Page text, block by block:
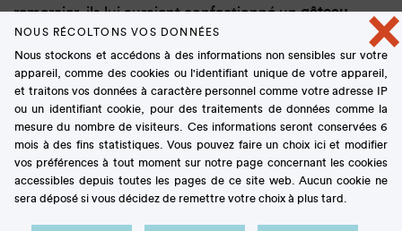
remercier, ils lui auraient confectionné ungâteau
ayant la forme de leur coiffe(un turban ou une
couronne selon les versions). De manière plus
documentée, la recette est d’origine germanique
(Autriche, Allemagne, Tchéquie...), son nom forgé
sur deux mots d’un dialecte allemand :
kugel
(boule)
ethopf(pâte levée).
Cette brioche se serait répandue enAlsaceau 17e
siècleoù chaque famille la préparait à sa manière...
mais toujours dans lemoule en terre cuitevernissée
×
NOUS RÉCOLTONS VOS DONNÉES
Nous stockons et accédons à des informations non sensibles sur votre
appareil, comme des cookies ou l'identifiant unique de votre appareil,
et traitons vos données à caractère personnel comme votre adresse IP
ou un identifiant cookie, pour des traitements de données comme la
mesure du nombre de visiteurs. Ces informations seront conservées 6
mois à des fins statistiques. Vous pouvez faire un choix ici et modifier
vos préférences à tout moment sur notre page concernant les cookies
accessibles depuis toutes les pages de ce site web. Aucun cookie ne
sera déposé si vous décidez de remettre votre choix à plus tard.